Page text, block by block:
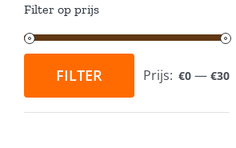
Filter op prijs
prijs
prijs
FILTER Prijs: €0— €30